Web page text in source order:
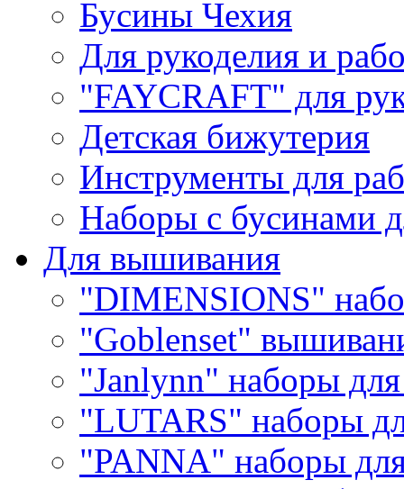
Бусины Чехия
Для рукоделия и
"FAYCRAFT" для
Детская бижутерия
Инструменты для
Наборы с бусинами
Для вышивания
"DIMENSIONS"
"Goblenset"
"Janlynn" наборы
"LUTARS" наборы
"PANNA" наборы